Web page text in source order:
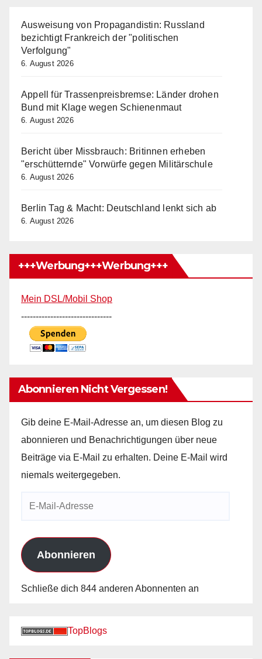
Ausweisung von Propagandistin: Russland
bezichtigt Frankreich der "politischen
Verfolgung"
6. August 2026
Appell für Trassenpreisbremse: Länder drohen
Bund mit Klage wegen Schienenmaut
6. August 2026
Bericht über Missbrauch: Britinnen erheben
"erschütternde" Vorwürfe gegen Militärschule
6. August 2026
Berlin Tag & Macht: Deutschland lenkt sich ab
6. August 2026
+++Werbung+++Werbung+++
Mein DSL/Mobil Shop
-------------------------------
Abonnieren Nicht Vergessen!
Gib deine E-Mail-Adresse an, um diesen Blog zu
abonnieren und Benachrichtigungen über neue
Beiträge via E-Mail zu erhalten. Deine E-Mail wird
niemals weitergegeben.
Abonnieren
Schließe dich 844 anderen Abonnenten an
TopBlogs